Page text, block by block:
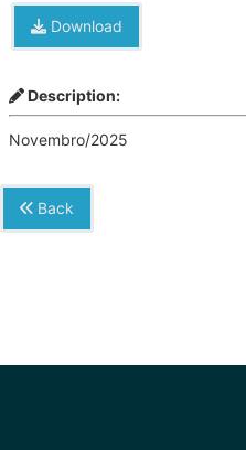
Download
Description:
Novembro/2025
Back